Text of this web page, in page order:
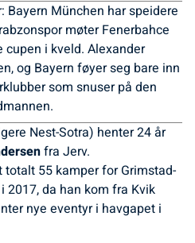
Bayern München har speidere
møter Fenerbahce
i kveld. Alexander
og Bayern føyer seg bare inn
som snuser på den
Nest-Sotra) henter 24 år
fra Jerv.
55 kamper for Grimstad-
2017, da han kom fra Kvik
nye eventyr i havgapet i